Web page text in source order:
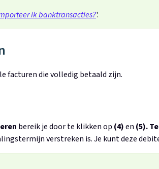
ik banktransacties?'.
facturen die volledig betaald zijn.
bereik je door te klikken op (4)en (5).
verstreken is. Je kunt deze